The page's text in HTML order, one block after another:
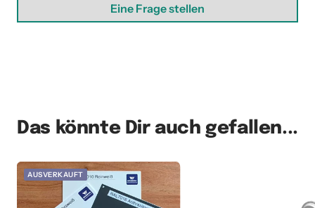
Eine Frage stellen
Das könnte Dir auch gefallen...
AUSVERKAUFT